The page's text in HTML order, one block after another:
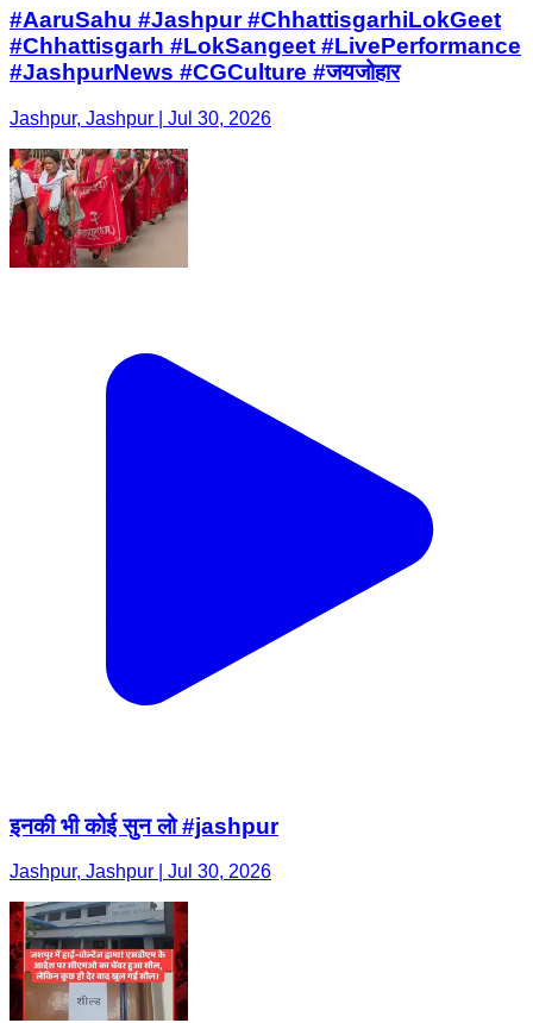
#AaruSahu #Jashpur #ChhattisgarhiLokGeet
#Chhattisgarh #LokSangeet #LivePerformance
#JashpurNews #CGCulture #जयजोहार
Jashpur, Jashpur | Jul 30, 2026
इनकी भी कोई सुन लो #jashpur
Jashpur, Jashpur | Jul 30, 2026